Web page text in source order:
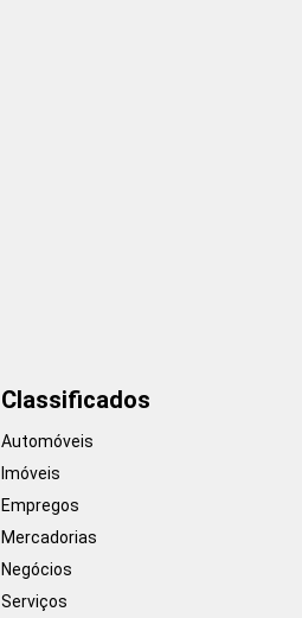
Classificados
Automóveis
Imóveis
Empregos
Mercadorias
Negócios
Serviços